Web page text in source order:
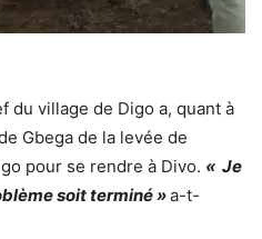
du village de Digo a, quant à
Gbega de la levée de
pour se rendre à Divo. « Je
soit terminé »a-t-